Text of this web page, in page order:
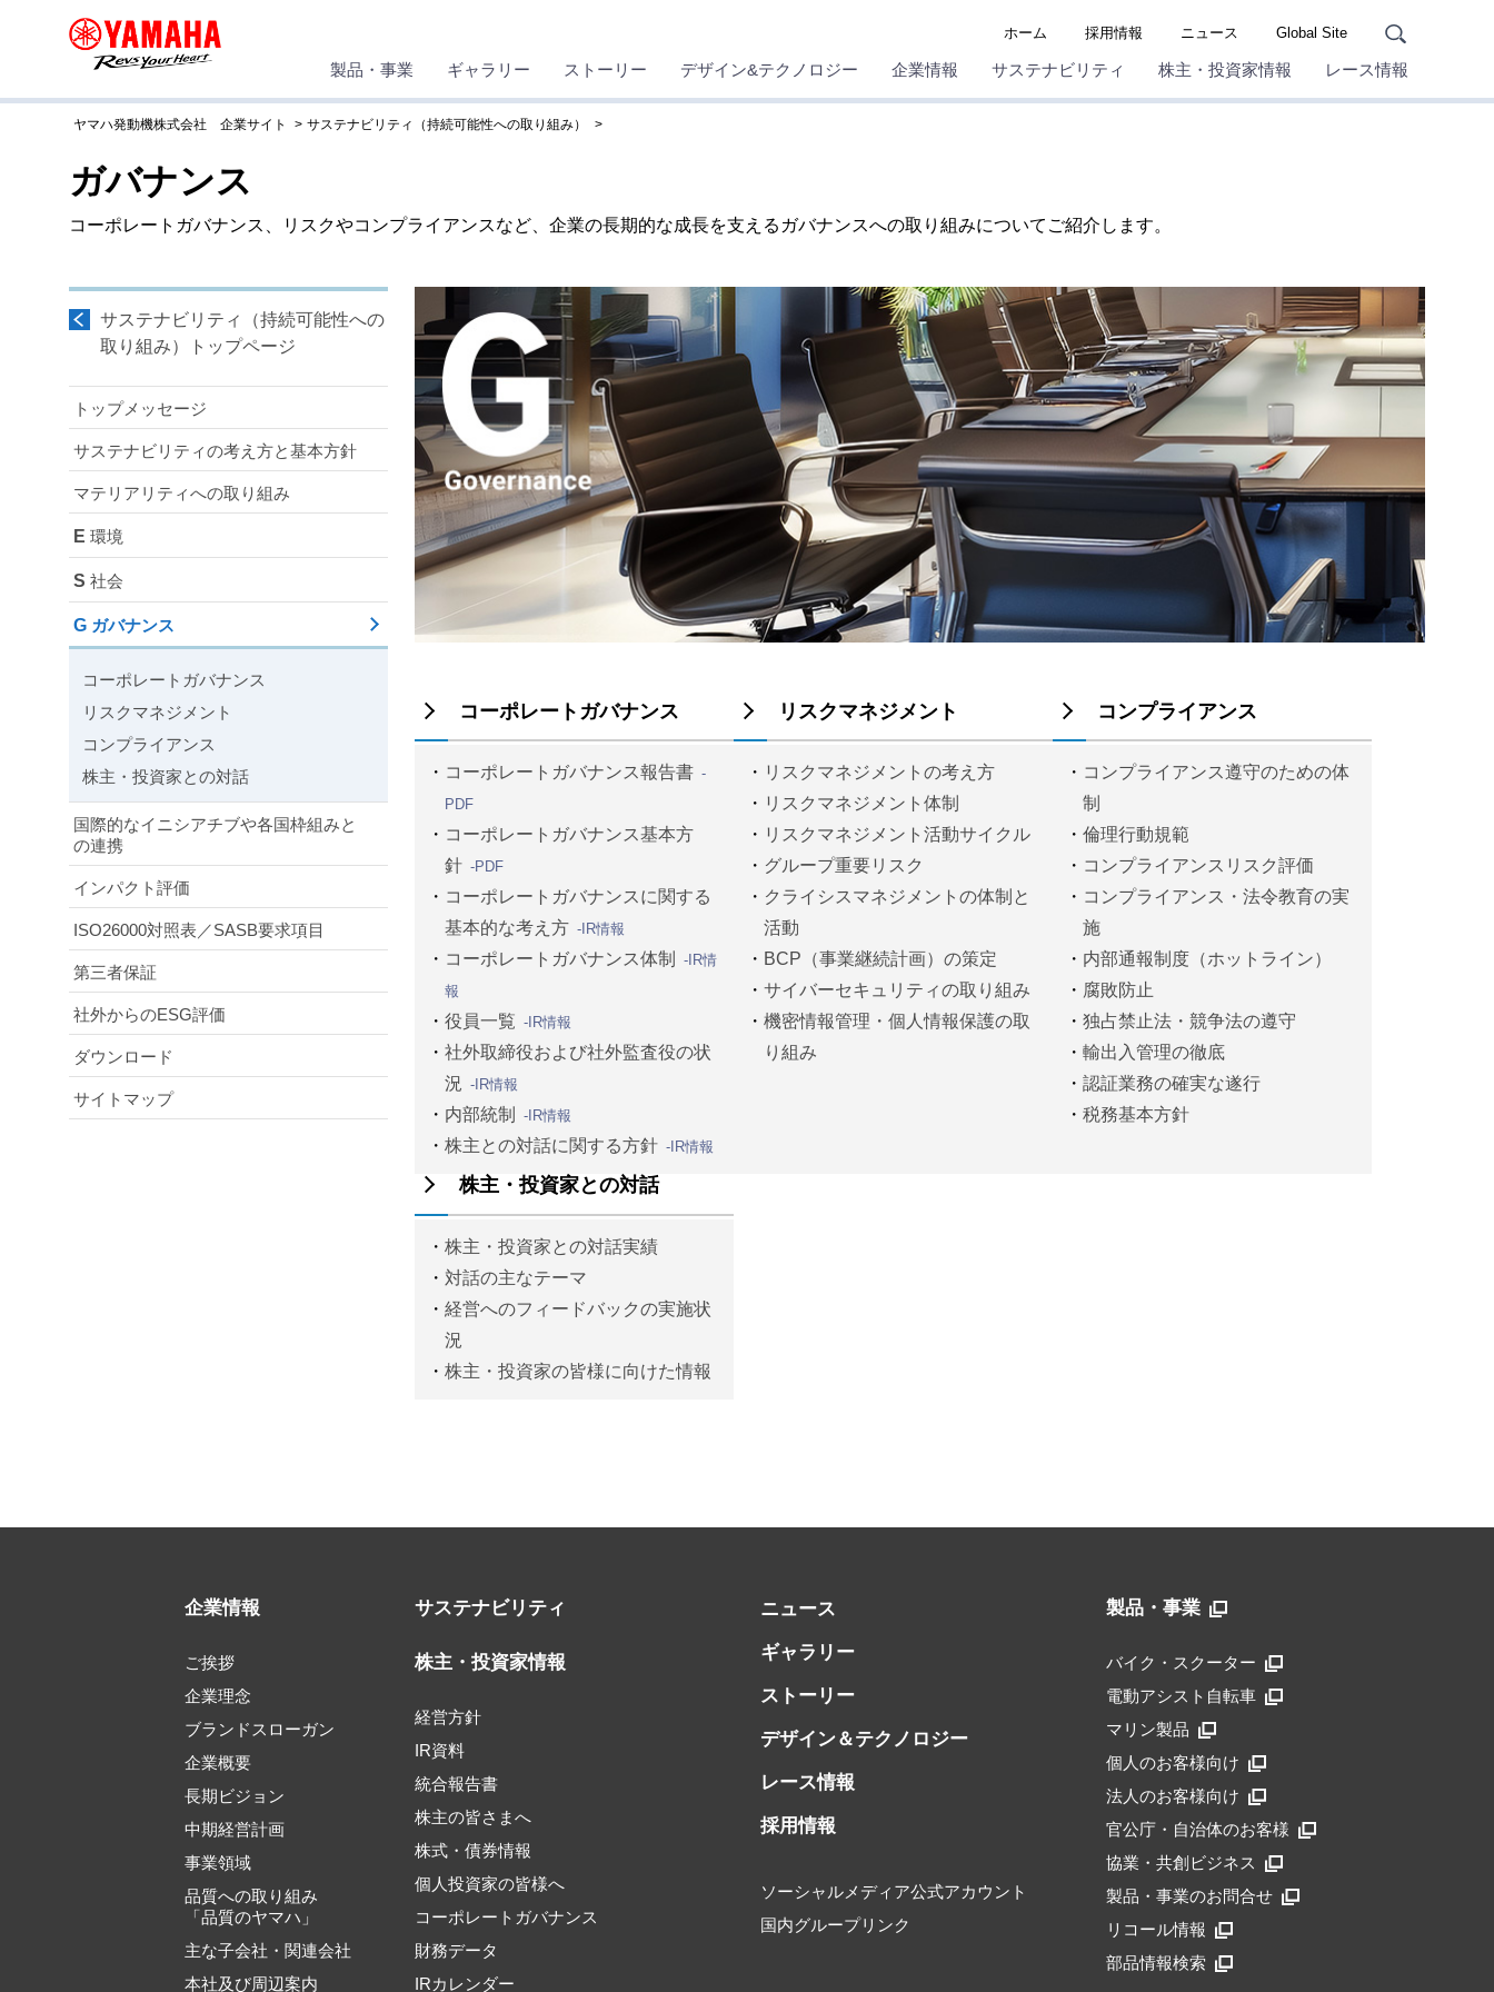
ホーム 採用情報 ニュース Global Site
製品・事業 ギャラリー ストーリー デザイン&テクノロジー 企業情報 サステナビリティ 株主・投資家情報 レース情報
ヤマハ発動機株式会社 企業サイト サステナビリティ（持続可能性への取り組み）
ガバナンス
コーポレートガバナンス、リスクやコンプライアンスなど、企業の長期的な成長を支えるガバナンスへの取り組みについてご紹介します。
コーポレートガバナンス
コーポレートガバナンス報告書 -
PDF
コーポレートガバナンス基本方
針 -PDF
コーポレートガバナンスに関する
基本的な考え方 -IR情報
コーポレートガバナンス体制
-IR情
報
役員一覧 -IR情報
社外取締役および社外監査役の状
況 -IR情報
内部統制 -IR情報
株主との対話に関する方針 -IR情報
リスクマネジメント
リスクマネジメントの考え方
リスクマネジメント体制
リスクマネジメント活動サイクル
グループ重要リスク
クライシスマネジメントの体制と
活動
BCP（事業継続計画）の策定
サイバーセキュリティの取り組み
機密情報管理・個人情報保護の取
り組み
コンプライアンス
コンプライアンス遵守のための体
制
倫理行動規範
コンプライアンスリスク評価
コンプライアンス・法令教育の実
施
内部通報制度（ホットライン）
腐敗防止
独占禁止法・競争法の遵守
輸出入管理の徹底
認証業務の確実な遂行
税務基本方針
株主・投資家との対話
株主・投資家との対話実績
対話の主なテーマ
経営へのフィードバックの実施状
況
株主・投資家の皆様に向けた情報
サステナビリティ（持続可能性への
取り組み）トップページ
トップメッセージ
サステナビリティの考え方と基本方針
マテリアリティへの取り組み
E 環境
S 社会
G ガバナンス
コーポレートガバナンス
リスクマネジメント
コンプライアンス
株主・投資家との対話
国際的なイニシアチブや各国枠組みと
の連携
インパクト評価
ISO26000対照表／SASB要求項目
第三者保証
社外からのESG評価
ダウンロード
サイトマップ
企業情報
ご挨拶
企業理念
ブランドスローガン
企業概要
長期ビジョン
中期経営計画
事業領域
品質への取り組み
「品質のヤマハ」
主な子会社・関連会社
本社及び周辺案内
サステナビリティ
株主・投資家情報
経営方針
IR資料
統合報告書
株主の皆さまへ
株式・債券情報
個人投資家の皆様へ
コーポレートガバナンス
財務データ
IRカレンダー
ニュース
ギャラリー
ストーリー
デザイン＆テクノロジー
レース情報
採用情報
ソーシャルメディア公式アカウント
国内グループリンク
製品・事業
バイク・スクーター
電動アシスト自転車
マリン製品
個人のお客様向け
法人のお客様向け
官公庁・自治体のお客様
協業・共創ビジネス
製品・事業のお問合せ
リコール情報
部品情報検索